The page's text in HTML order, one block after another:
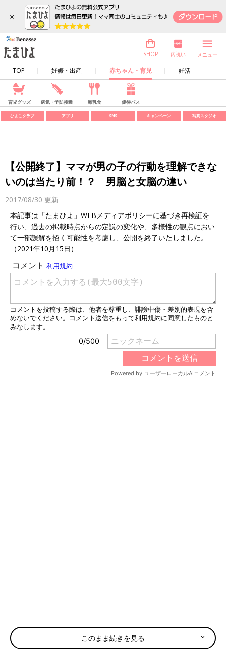
×
TOP 妊娠・出産 赤ちゃん・育児 妊活
SHOP 内祝い メニュー
育児グッズ 病気・予防接種 離乳食 優待パス
ひよこクラブ アプリ SNS キャンペーン 写真スタジオ
【公開終了】ママが男の子の行動を理解できな
いのは当たり前！？ 男脳と女脳の違い
2017/08/30 更新
本記事は「たまひよ」WEBメディアポリシーに基づき再検証を
行い、過去の掲載時点からの定説の変化や、多様性の観点におい
て一部誤解を招く可能性を考慮し、公開を終了いたしました。
（2021年10月15日）
このまま続きを見る